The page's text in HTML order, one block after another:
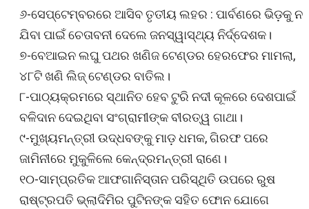
୬-ସେପ୍ଟେମ୍ବରରେ ଆସିବ ତୃତୀୟ ଲହର : ପାର୍ବଣରେ ଭିଡ଼କୁ ନ
ଯିବା ପାଇଁ ଚେତାବନୀ ଦେଲେ ଜନସ୍ୱାସ୍ଥ୍ୟ ନିର୍ଦ୍ଦେଶକ।
୭-ବେଆଇନ ଲଘୁ ପଥର ଖଣିଜ ଟେଣ୍ଡର ହେରଫେର ମାମଲା,
୪୮ଟି ଖଣି ଲିଜ୍‍ ଟେଣ୍ଡର ବାତିଲ।
୮-ପାଠ୍ୟକ୍ରମରେ ସ୍ଥାନିତ ହେବ ଟୁରି ନଦୀ କୂଳରେ ଦେଶପାଇଁ
ବଳିଦାନ ଦେଇଥିବା ସଂଗ୍ରାମୀଙ୍କ ବୀରତ୍ୱ ଗାଥା।
୯-ମୁଖ୍ୟମନ୍ତ୍ରୀ ଉଦ୍ଧବଙ୍କୁ ମାଡ଼ ଧମକ, ଗିରଫ ପରେ
ଜାମିନୀରେ ମୁକୁଳିଲେ କେନ୍ଦ୍ରମନ୍ତ୍ରୀ ରାଣେ।
୧୦-ସାମ୍ପ୍ରତିକ ଆଫଗାନିସ୍ତାନ ପରିସ୍ଥିତି ଉପରେ ରୁଷ
ରାଷ୍ଟ୍ରପତି ଭ୍ଲାଦିମିର ପୁଟିନଙ୍କ ସହିତ ଫୋନ ଯୋଗେ